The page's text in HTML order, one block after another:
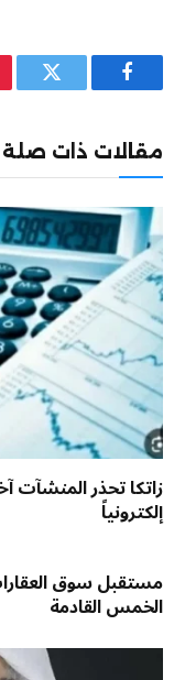
فيسبوك تويتر
مقالات ذات صلة
زاتكا تحذر المنشآت
إلكترونياً
مستقبل سوق
الخمس القادمة